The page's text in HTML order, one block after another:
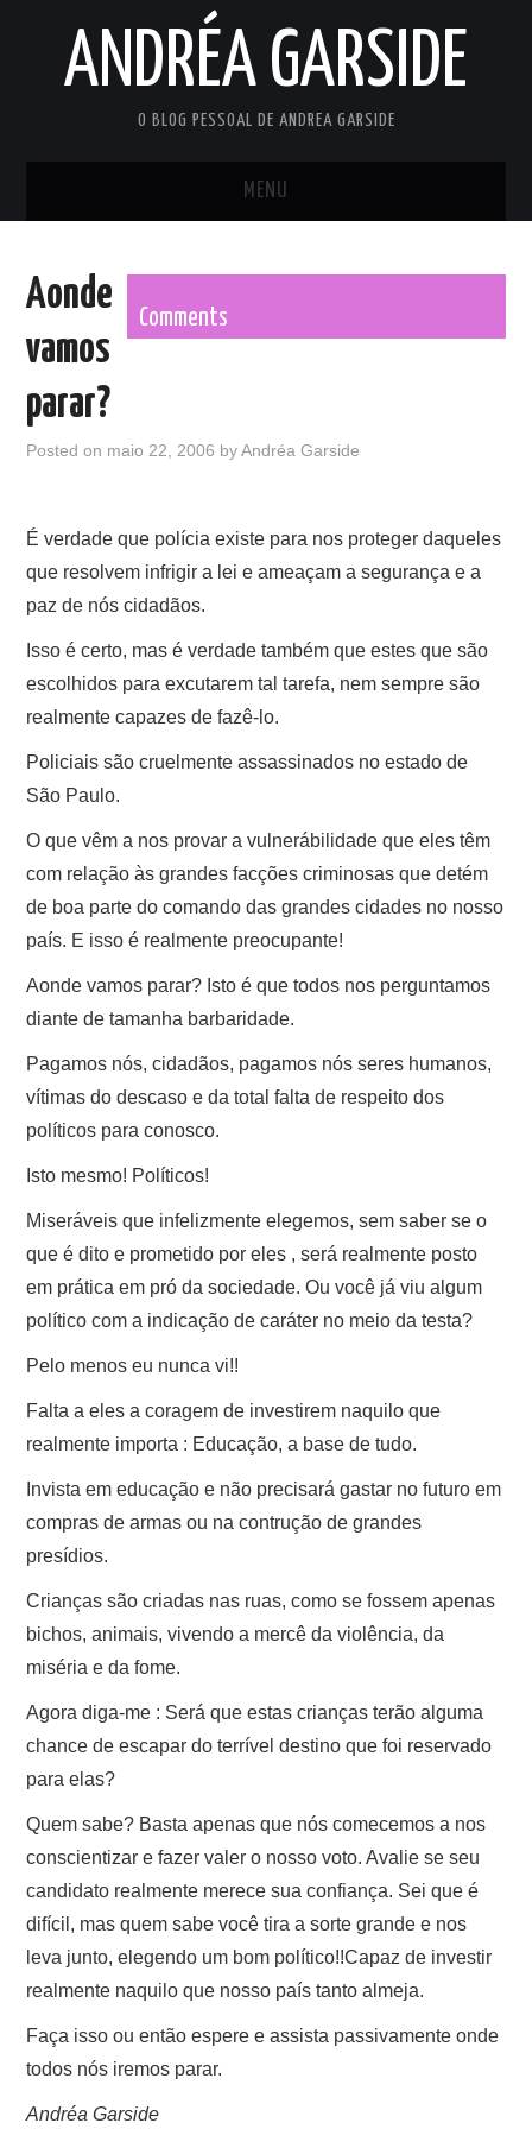
ANDRÉA GARSIDE
O BLOG PESSOAL DE ANDREA GARSIDE
MENU
PRIVACY POLICYComments
Aonde
vamos
parar?
Posted on maio 22, 2006 byAndréa Garside
É verdade que polícia existe para nos proteger daqueles
que resolvem infrigir a lei e ameaçam a segurança e a
paz de nós cidadãos.
Isso é certo, mas é verdade também que estes que são
escolhidos para excutarem tal tarefa, nem sempre são
realmente capazes de fazê-lo.
Policiais são cruelmente assassinados no estado de
São Paulo.
O que vêm a nos provar a vulnerábilidade que eles têm
com relação às grandes facções criminosas que detém
de boa parte do comando das grandes cidades no nosso
país. E isso é realmente preocupante!
Aonde vamos parar? Isto é que todos nos perguntamos
diante de tamanha barbaridade.
Pagamos nós, cidadãos, pagamos nós seres humanos,
vítimas do descaso e da total falta de respeito dos
políticos para conosco.
Isto mesmo! Políticos!
Miseráveis que infelizmente elegemos, sem saber se o
que é dito e prometido por eles , será realmente posto
em prática em pró da sociedade. Ou você já viu algum
político com a indicação de caráter no meio da testa?
Pelo menos eu nunca vi!!
Falta a eles a coragem de investirem naquilo que
realmente importa : Educação, a base de tudo.
Invista em educação e não precisará gastar no futuro em
compras de armas ou na contrução de grandes
presídios.
Crianças são criadas nas ruas, como se fossem apenas
bichos, animais, vivendo a mercê da violência, da
miséria e da fome.
Agora diga-me : Será que estas crianças terão alguma
chance de escapar do terrível destino que foi reservado
para elas?
Quem sabe? Basta apenas que nós comecemos a nos
conscientizar e fazer valer o nosso voto. Avalie se seu
candidato realmente merece sua confiança. Sei que é
difícil, mas quem sabe você tira a sorte grande e nos
leva junto, elegendo um bom político!!Capaz de investir
realmente naquilo que nosso país tanto almeja.
Faça isso ou então espere e assista passivamente onde
todos nós iremos parar.
Andréa Garside